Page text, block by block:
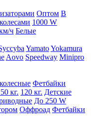
Оптом В
1000 W
ч Белые
YamatoYokamura
Aovo Speedway Minipro
Фетбайки
кг. 120 кг. Детские
До 250 W
Оффроад Фетбайки